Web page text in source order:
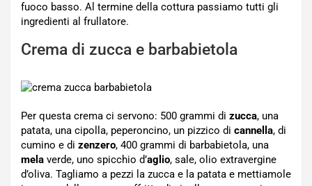
fuoco basso. Al termine della cottura passiamo tutti gli
ingredienti al frullatore.
Crema di zucca e barbabietola
Per questa crema ci servono: 500 grammi di zucca, una
patata, una cipolla, peperoncino, un pizzico di cannella, di
cumino e di zenzero, 400 grammi di barbabietola, una
mela verde, uno spicchio d’aglio, sale, olio extravergine
d’oliva. Tagliamo a pezzi la zucca e la patata e mettiamole